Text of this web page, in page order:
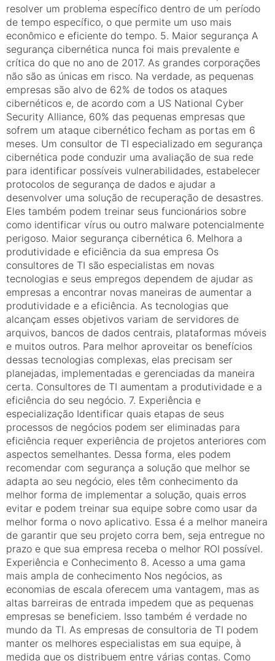
resolver um problema específico dentro de um período
de tempo específico, o que permite um uso mais
econômico e eficiente do tempo. 5. Maior segurança A
segurança cibernética nunca foi mais prevalente e
crítica do que no ano de 2017. As grandes corporações
não são as únicas em risco. Na verdade, as pequenas
empresas são alvo de 62% de todos os ataques
cibernéticos e, de acordo com a US National Cyber ​​
Security Alliance, 60% das pequenas empresas que
sofrem um ataque cibernético fecham as portas em 6
meses. Um consultor de TI especializado em segurança
cibernética pode conduzir uma avaliação de sua rede
para identificar possíveis vulnerabilidades, estabelecer
protocolos de segurança de dados e ajudar a
desenvolver uma solução de recuperação de desastres.
Eles também podem treinar seus funcionários sobre
como identificar vírus ou outro malware potencialmente
perigoso. Maior segurança cibernética 6. Melhora a
produtividade e eficiência da sua empresa Os
consultores de TI são especialistas em novas
tecnologias e seus empregos dependem de ajudar as
empresas a encontrar novas maneiras de aumentar a
produtividade e a eficiência. As tecnologias que
alcançam esses objetivos variam de servidores de
arquivos, bancos de dados centrais, plataformas móveis
e muitos outros. Para melhor aproveitar os benefícios
dessas tecnologias complexas, elas precisam ser
planejadas, implementadas e gerenciadas da maneira
certa. Consultores de TI aumentam a produtividade e a
eficiência do seu negócio. 7. Experiência e
especialização Identificar quais etapas de seus
processos de negócios podem ser eliminadas para
eficiência requer experiência de projetos anteriores com
aspectos semelhantes. Dessa forma, eles podem
recomendar com segurança a solução que melhor se
adapta ao seu negócio, eles têm conhecimento da
melhor forma de implementar a solução, quais erros
evitar e podem treinar sua equipe sobre como usar da
melhor forma o novo aplicativo. Essa é a melhor maneira
de garantir que seu projeto corra bem, seja entregue no
prazo e que sua empresa receba o melhor ROI possível.
Experiência e Conhecimento 8. Acesso a uma gama
mais ampla de conhecimento Nos negócios, as
economias de escala oferecem uma vantagem, mas as
altas barreiras de entrada impedem que as pequenas
empresas se beneficiem. Isso também é verdade no
mundo da TI. As empresas de consultoria de TI podem
manter os melhores especialistas em sua equipe, à
medida que os distribuem entre várias contas. Como